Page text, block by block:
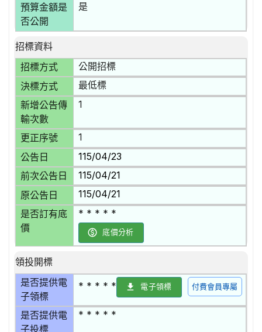
預算金額是
否公開
是
招標資料
招標方式
公開招標
決標方式 最低標
新增公告傳
輸次數
1
更正序號 1
公告日 115/04/23
前次公告日 115/04/21
原公告日 115/04/21
是否訂有底
價
* * * * *
底價分析
領投開標
是否提供電
子領標
* * * * * 電子領標 付費會員專屬
是否提供電
子投標
* * * * *